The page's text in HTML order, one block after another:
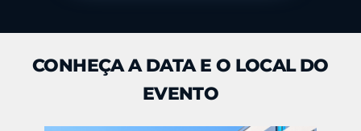
CONHEÇA A DATA E O LOCAL DO
EVENTO